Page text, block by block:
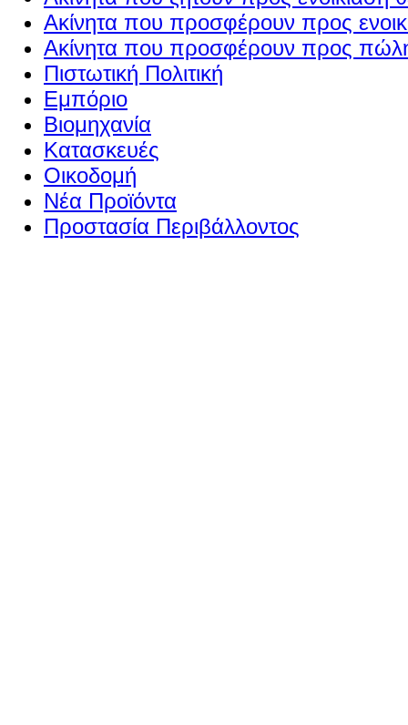
Ακίνητα που προσφέρουν προς
Ακίνητα που προσφέρουν προς
Πιστωτική Πολιτική
Εμπόριο
Βιομηχανία
Κατασκευές
Οικοδομή
Νέα Προϊόντα
Προστασία Περιβάλλοντος